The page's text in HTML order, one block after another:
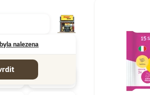
nalezena